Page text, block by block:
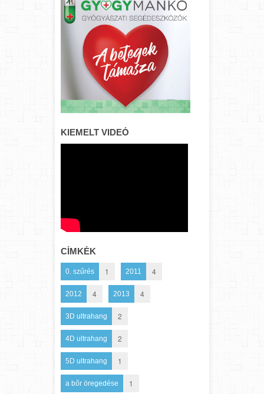
KIEMELT VIDEÓ
CÍMKÉK
0. szűrés 1 2011 4
2012 4 2013 4
3D ultrahang 2
4D ultrahang 2
5D ultrahang 1
a bőr öregedése 1